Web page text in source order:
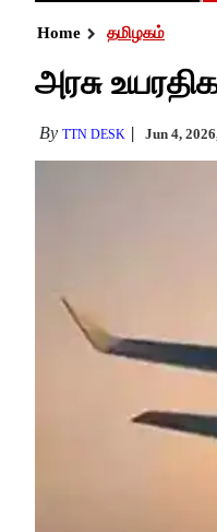
Home தமிழகம்
அரசு
By TTN DESK Jun 4,